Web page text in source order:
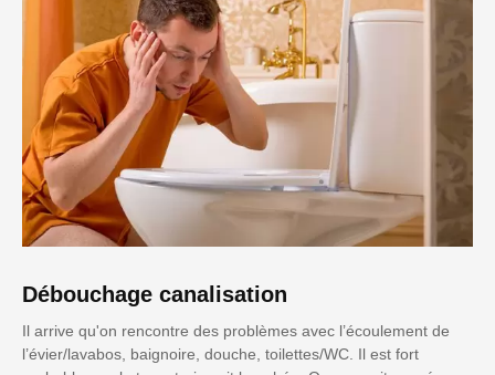
Débouchage canalisation
Il arrive qu'on rencontre des problèmes avec l’écoulement de
l’évier/lavabos, baignoire, douche, toilettes/WC. Il est fort